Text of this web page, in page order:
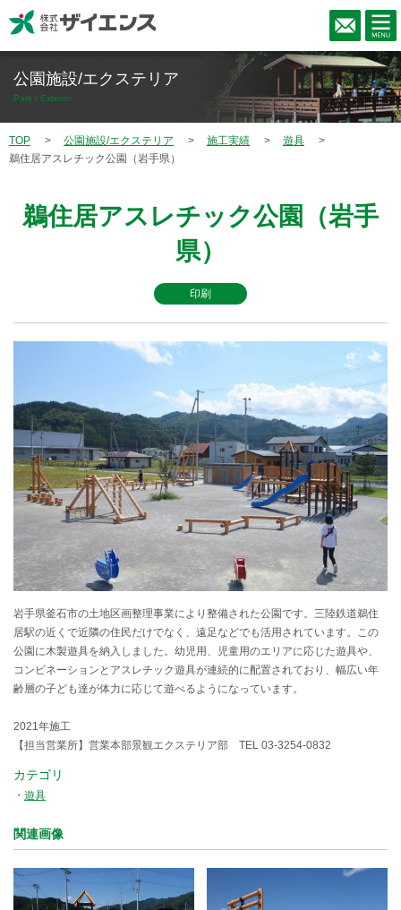
公園施設/エクステリア
Park / Exterior
TOP 公園施設/エクステリア 施工実績
遊具
鵜住居アスレチック公園（岩手県）
鵜住居アスレチック公園（岩手
県）
印刷
岩手県釜石市の土地区画整理事業により整備された公園です。三陸鉄道鵜住
居駅の近くで近隣の住民だけでなく、遠足などでも活用されています。この
公園に木製遊具を納入しました。幼児用、児童用のエリアに応じた遊具や、
コンビネーションとアスレチック遊具が連続的に配置されており、幅広い年
齢層の子ども達が体力に応じて遊べるようになっています。
2021年施工
【担当営業所】営業本部景観エクステリア部 TEL 03-3254-0832
カテゴリ
遊具
関連画像